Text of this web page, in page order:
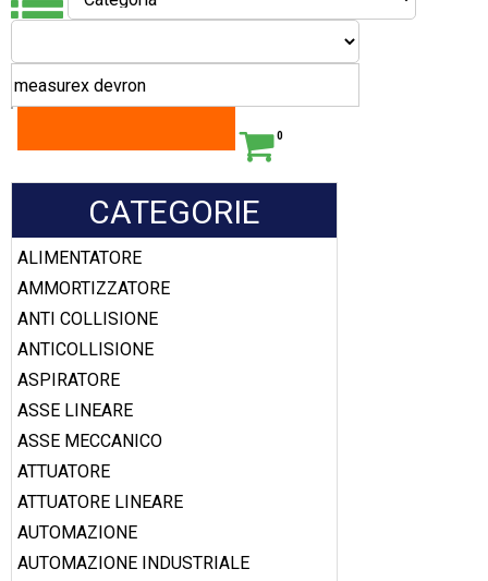
0
CATEGORIE
ALIMENTATORE
AMMORTIZZATORE
ANTI COLLISIONE
ANTICOLLISIONE
ASPIRATORE
ASSE LINEARE
ASSE MECCANICO
ATTUATORE
ATTUATORE LINEARE
AUTOMAZIONE
AUTOMAZIONE INDUSTRIALE